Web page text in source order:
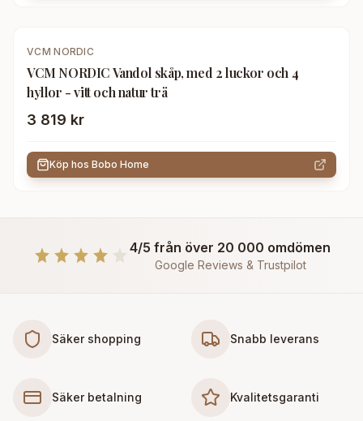
VCM NORDIC
VCM NORDIC Vandol skåp, med 2 luckor och 4
hyllor - vitt och natur trä
3 819 kr
Köp hos Bobo Home
4/5 från över 20 000 omdömen
Google Reviews & Trustpilot
Säker shopping Snabb leverans
Säker betalning Kvalitetsgaranti